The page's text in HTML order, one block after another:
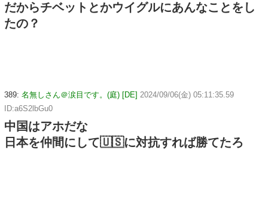
だからチベットとかウイグルにあんなことをし
たの？
389: 名無しさん＠涙目です。(庭) [DE] 2024/09/06(金) 05:11:35.59
ID:a6S2lbGu0
中国はアホだな
日本を仲間にして🇺🇸に対抗すれば勝てたろ